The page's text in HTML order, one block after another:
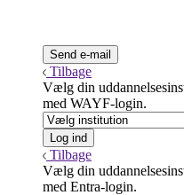
Tilbage
Vælg din
med WAYF-login.
Tilbage
Vælg din
med Entra-login.